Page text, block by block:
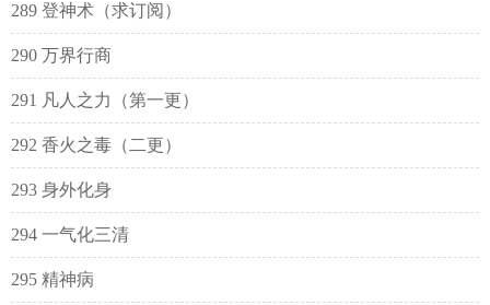
289 登神术（求订阅）
290 万界行商
291 凡人之力（第一更）
292 香火之毒（二更）
293 身外化身
294 一气化三清
295 精神病